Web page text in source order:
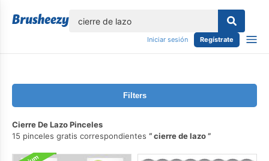
Iniciar sesión Regístrate
Filters
Cierre De Lazo Pinceles
15 pinceles gratis correspondientes
cierre de lazo